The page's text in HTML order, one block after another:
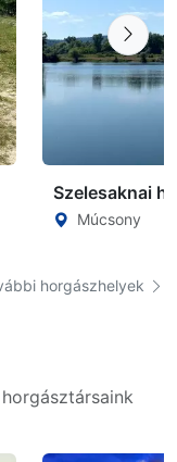
Szelesaknai
Múcsony
horgászhelyek